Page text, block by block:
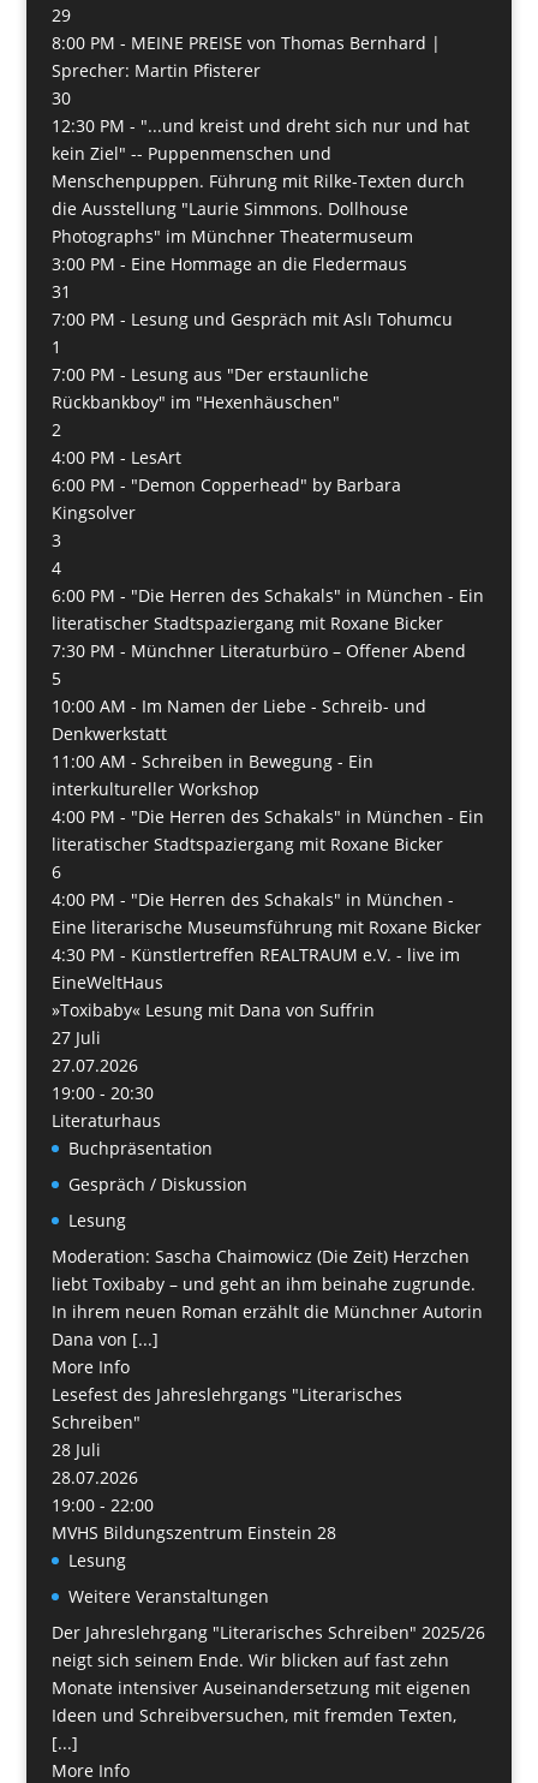
29
8:00 PM - MEINE PREISE von Thomas Bernhard |
Sprecher: Martin Pfisterer
30
12:30 PM - "...und kreist und dreht sich nur und hat
kein Ziel" -- Puppenmenschen und
Menschenpuppen. Führung mit Rilke-Texten durch
die Ausstellung "Laurie Simmons. Dollhouse
Photographs" im Münchner Theatermuseum
3:00 PM - Eine Hommage an die Fledermaus
31
7:00 PM - Lesung und Gespräch mit Aslı Tohumcu
1
7:00 PM - Lesung aus "Der erstaunliche
Rückbankboy" im "Hexenhäuschen"
2
4:00 PM - LesArt
6:00 PM - "Demon Copperhead" by Barbara
Kingsolver
3
4
6:00 PM - "Die Herren des Schakals" in München - Ein
literatischer Stadtspaziergang mit Roxane Bicker
7:30 PM - Münchner Literaturbüro – Offener Abend
5
10:00 AM - Im Namen der Liebe - Schreib- und
Denkwerkstatt
11:00 AM - Schreiben in Bewegung - Ein
interkultureller Workshop
4:00 PM - "Die Herren des Schakals" in München - Ein
literatischer Stadtspaziergang mit Roxane Bicker
6
4:00 PM - "Die Herren des Schakals" in München -
Eine literarische Museumsführung mit Roxane Bicker
4:30 PM - Künstlertreffen REALTRAUM e.V. - live im
EineWeltHaus
»Toxibaby« Lesung mit Dana von Suffrin
27 Juli
27.07.2026
19:00 - 20:30
Literaturhaus
Buchpräsentation
Gespräch / Diskussion
Lesung
Moderation: Sascha Chaimowicz (Die Zeit) Herzchen
liebt Toxibaby – und geht an ihm beinahe zugrunde.
In ihrem neuen Roman erzählt die Münchner Autorin
Dana von [...]
More Info
Lesefest des Jahreslehrgangs "Literarisches
Schreiben"
28 Juli
28.07.2026
19:00 - 22:00
MVHS Bildungszentrum Einstein 28
Lesung
Weitere Veranstaltungen
Der Jahreslehrgang "Literarisches Schreiben" 2025/26
neigt sich seinem Ende. Wir blicken auf fast zehn
Monate intensiver Auseinandersetzung mit eigenen
Ideen und Schreibversuchen, mit fremden Texten,
[...]
More Info